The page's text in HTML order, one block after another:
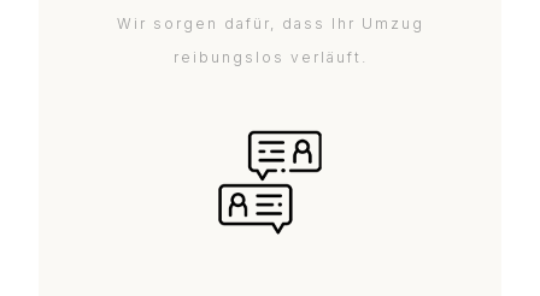
Wir sorgen dafür, dass Ihr Umzug
reibungslos verläuft.